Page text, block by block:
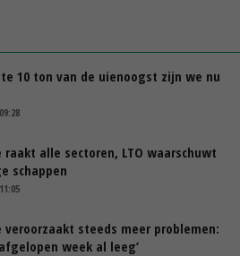
10 ton van de uienoogst zijn we nu
raakt alle sectoren, LTO waarschuwt
schappen
veroorzaakt steeds meer problemen:
week al leeg’